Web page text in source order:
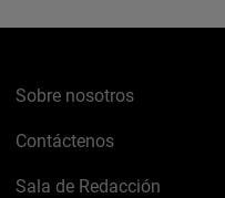
Sobre nosotros
Contáctenos
Sala de Redacción